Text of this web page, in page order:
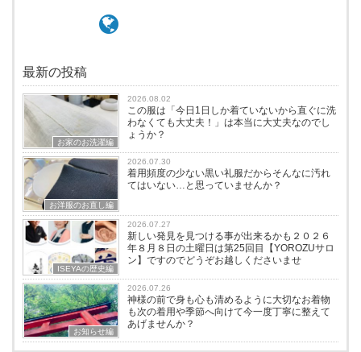
最新の投稿
お家のお洗濯編
2026.08.02
この服は「今日1日しか着ていないから直ぐに洗
わなくても大丈夫！」は本当に大丈夫なのでし
ょうか？
お洋服のお直し編
2026.07.30
着用頻度の少ない黒い礼服だからそんなに汚れ
てはいない…と思っていませんか？
ISEYAの歴史編
2026.07.27
新しい発見を見つける事が出来るかも２０２６
年８月８日の土曜日は第25回目【YOROZUサロ
ン】ですのでどうぞお越しくださいませ
お知らせ編
2026.07.26
神様の前で身も心も清めるように大切なお着物
も次の着用や季節へ向けて今一度丁寧に整えて
あげませんか？